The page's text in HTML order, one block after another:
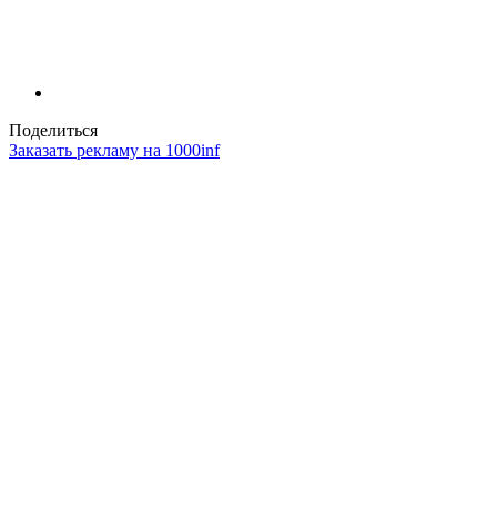
Поделиться
Заказать рекламу на 1000inf